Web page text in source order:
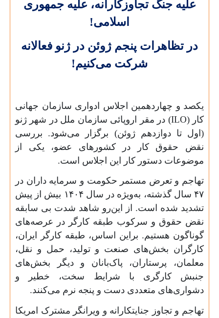
علیه جنگ تجاوزکارانه، علیه جمهوری
اسلامی!
در تظاهرات پنجم ژوئن در ژنو فعالانه
شرکت می‌کنیم!
یکصد و چهاردهمین اجلاس ادواری سازمان جهانی
کار (ILO) در مقر اروپائی سازمان ملل در شهر ژنو
(اول تا دوازدهم ژوئن) برگزار می‌شود. بررسی
نقض حقوق کار در کشورهای عضو، یکی از
موضوعات دستور کار این اجلاس است.
تهاجم و تعرض مستمر حکومت و سرمایه داران در
۴۷ سال گذشته، به‌ویژه در سال ۱۴۰۴ بیش از پیش
تشدید شده است. از این‌رو شاهد شدت بی سابقه
نقض حقوق و سرکوب طبقه کارگر در عرصه‌های
گوناگون هستیم. براین اساس، طبقه کارگر ایران،
کارگران بخش‌های صنعت و تولید، حمل و نقل،
معلمان، پرستاران، پاک‌بانان و دیگر بخش‌های
جنبش کارگری با شرایط سخت، خطیر و
دشواری‌های متعددی دست و پنجه نرم می‌کنند.
تهاجم و تجاوز جنایتکارانه و ویرانگر مشترک امریکا